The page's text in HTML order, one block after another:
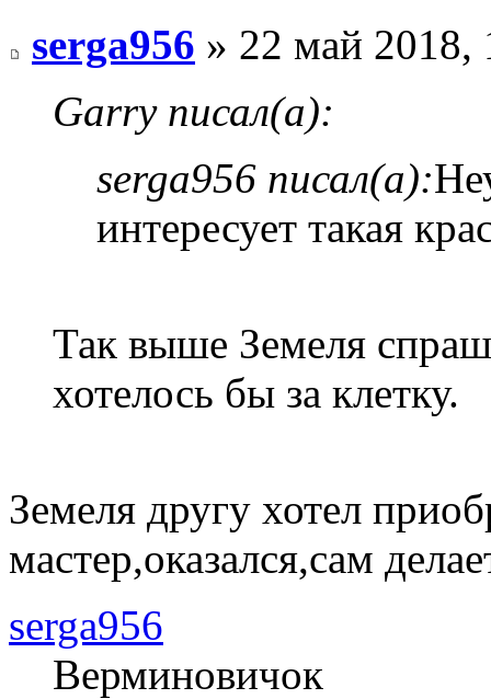
serga956 » 22 май 2018,
Garry писал(а):
serga956 писал(а):
интересует такая
Так выше Земеля
хотелось бы за клетку.
Земеля другу хотел
мастер,оказался,сам
serga956
Верминовичок